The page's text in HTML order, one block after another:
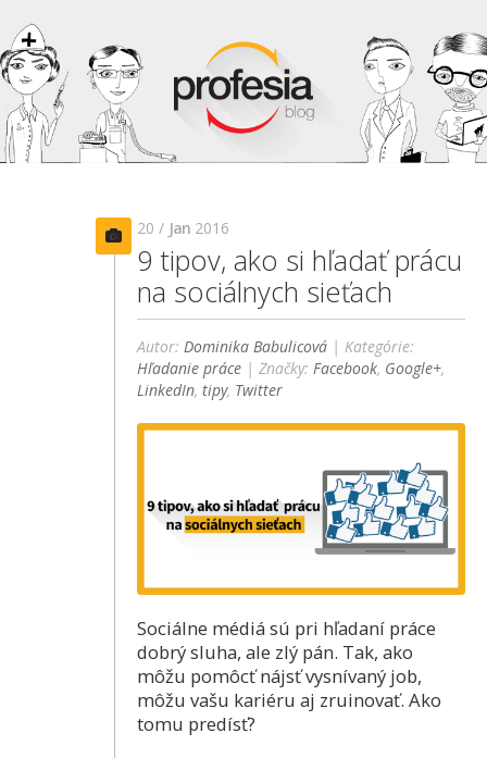
20 / Jan 2016
9 tipov, ako si hľadať prácu
na sociálnych sieťach
Autor:Dominika Babulicová | Kategórie:
Hľadanie práce | Značky:Facebook, Google+,
LinkedIn,tipy, Twitter
Sociálne médiá sú pri hľadaní práce
dobrý sluha, ale zlý pán. Tak, ako
môžu pomôcť nájsť vysnívaný job,
môžu vašu kariéru aj zruinovať. Ako
tomu predísť?